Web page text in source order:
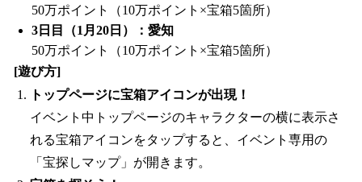
50万ポイント（10万ポイント×宝箱5箇所）
3日目（1月20日）：愛知
50万ポイント（10万ポイント×宝箱5箇所）
[遊び方]
トップページに宝箱アイコンが出現！
イベント中トップページのキャラクターの横に表示さ
れる宝箱アイコンをタップすると、イベント専用の
「宝探しマップ」が開きます。